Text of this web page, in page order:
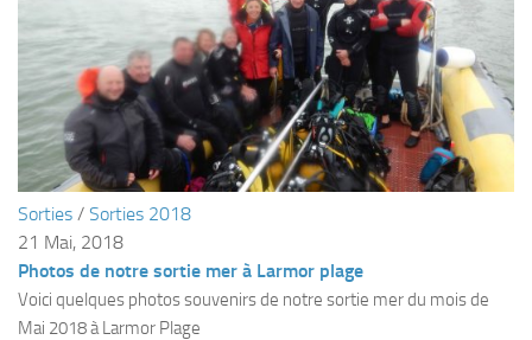
Bienvenue
Contacts
Documents utiles
Encadrement
Historique
ECOLE DE PLONGEE
Formations
Sorties / Sorties 2018
21 Mai, 2018
Photos de notre sortie mer à Larmor plage
Voici quelques photos souvenirs de notre sortie mer du mois de
Mai 2018 à Larmor Plage